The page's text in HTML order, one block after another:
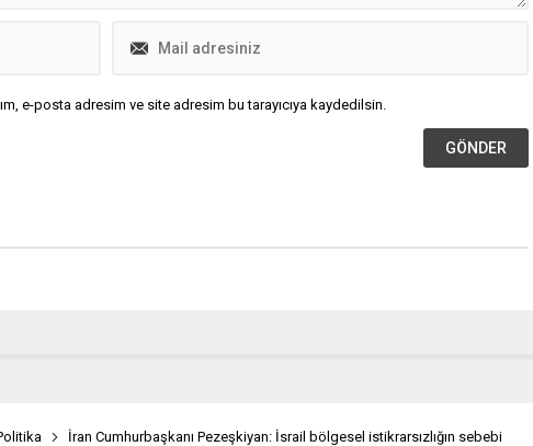
e-posta adresim ve site adresim bu tarayıcıya kaydedilsin.
İran Cumhurbaşkanı Pezeşkiyan: İsrail bölgesel istikrarsızlığın sebebi